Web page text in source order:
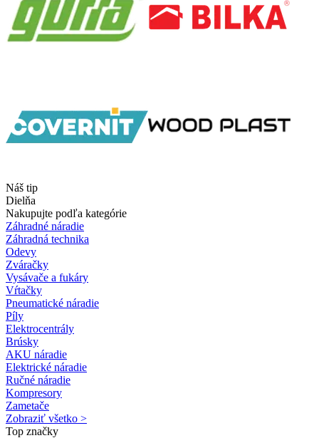
Náš tip
Dielňa
Nakupujte podľa kategórie
Záhradné náradie
Záhradná technika
Odevy
Zváračky
Vysávače a fukáry
Vŕtačky
Pneumatické náradie
Píly
Elektrocentrály
Brúsky
AKU náradie
Elektrické náradie
Ručné náradie
Kompresory
Zametače
Zobraziť všetko >
Top značky